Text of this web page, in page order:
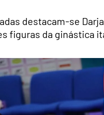
destacam-se
figuras da ginástica